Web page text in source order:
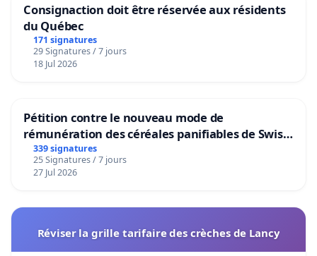
Consignaction doit être réservée aux résidents
du Québec
171 signatures
29 Signatures / 7 jours
18 Jul 2026
Pétition contre le nouveau mode de
rémunération des céréales panifiables de Swiss
granum basé sur la teneur en protéines
339 signatures
25 Signatures / 7 jours
27 Jul 2026
Réviser la grille tarifaire des crèches de Lancy